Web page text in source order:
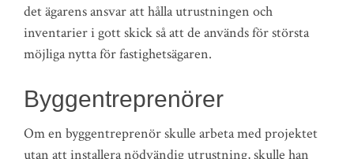
det ägarens ansvar att hålla utrustningen och
inventarier i gott skick så att de används för största
möjliga nytta för fastighetsägaren.
Byggentreprenörer
Om en byggentreprenör skulle arbeta med projektet
utan att installera nödvändig utrustning, skulle han